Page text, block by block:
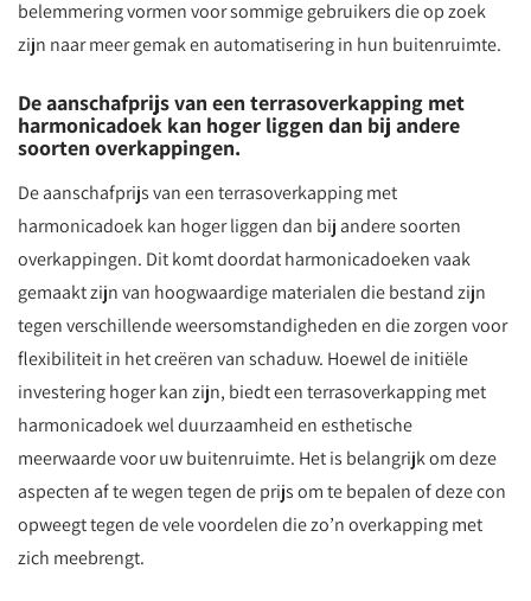
belemmering vormen voor sommige gebruikers die op zoek
zijn naar meer gemak en automatisering in hun buitenruimte.
De aanschafprijs van een terrasoverkapping met
harmonicadoek kan hoger liggen dan bij andere
soorten overkappingen.
De aanschafprijs van een terrasoverkapping met
harmonicadoek kan hoger liggen dan bij andere soorten
overkappingen. Dit komt doordat harmonicadoeken vaak
gemaakt zijn van hoogwaardige materialen die bestand zijn
tegen verschillende weersomstandigheden en die zorgen voor
flexibiliteit in het creëren van schaduw. Hoewel de initiële
investering hoger kan zijn, biedt een terrasoverkapping met
harmonicadoek wel duurzaamheid en esthetische
meerwaarde voor uw buitenruimte. Het is belangrijk om deze
aspecten af te wegen tegen de prijs om te bepalen of deze con
opweegt tegen de vele voordelen die zo’n overkapping met
zich meebrengt.